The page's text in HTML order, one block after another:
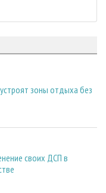
зоны отдыха без
своих ДСП в